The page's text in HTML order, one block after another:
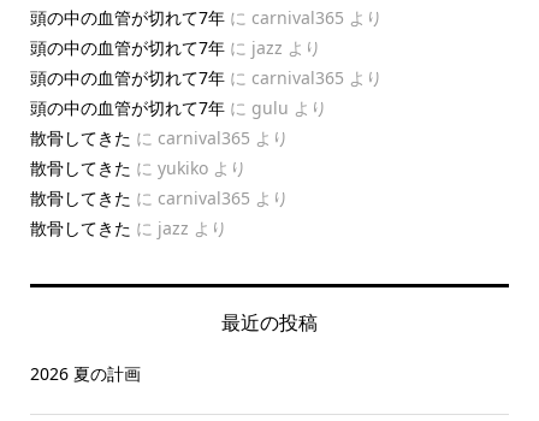
頭の中の血管が切れて7年に carnival365 より
頭の中の血管が切れて7年に jazz より
頭の中の血管が切れて7年に carnival365 より
頭の中の血管が切れて7年に gulu より
散骨してきた に carnival365 より
散骨してきた に yukikoより
散骨してきた に carnival365 より
散骨してきた に jazz より
最近の投稿
2026 夏の計画